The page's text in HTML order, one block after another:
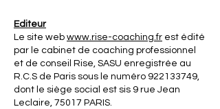
Editeur
Le site web www.rise-coaching.fr est édité
par le cabinet de coaching professionnel
et de conseil Rise, SASU enregistrée au
R.C.S de Paris sous le numéro 922133749,
dont le siège social est sis 9 rue Jean
Leclaire, 75017 PARIS.